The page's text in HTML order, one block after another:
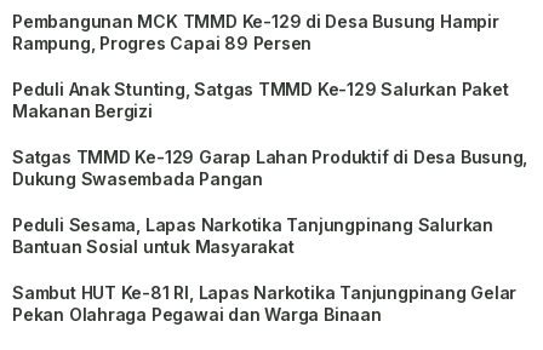
Pembangunan MCK TMMD Ke-129 di Desa Busung Hampir
Rampung, Progres Capai 89 Persen
Peduli Anak Stunting, Satgas TMMD Ke-129 Salurkan Paket
Makanan Bergizi
Satgas TMMD Ke-129 Garap Lahan Produktif di Desa Busung,
Dukung Swasembada Pangan
Peduli Sesama, Lapas Narkotika Tanjungpinang Salurkan
Bantuan Sosial untuk Masyarakat
Sambut HUT Ke-81 RI, Lapas Narkotika Tanjungpinang Gelar
Pekan Olahraga Pegawai dan Warga Binaan